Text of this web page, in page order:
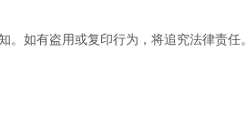
如有盗用或复印行为，将追究法律责任。